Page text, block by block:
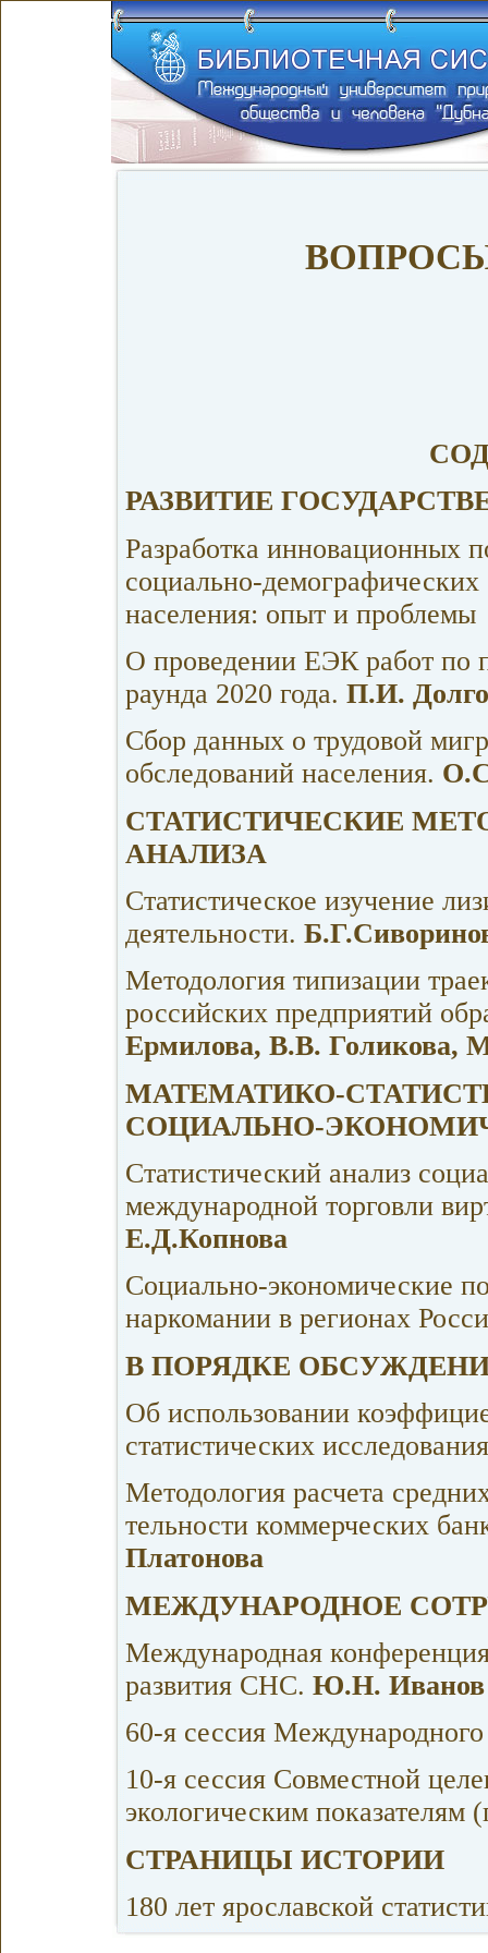
РАЗВИТИЕ
Разработка инновационных
социально-
населения: опыт и проблемы
О проведении ЕЭК работ по
раунда 2020 года. П.И.
Сбор данных о трудовой
обследований населения.
СТАТИСТИЧЕСКИЕ
АНАЛИЗА
Статистическое изучение
деятельности.
Методология типизации
российских предприятий
Ермилова, В.В. Голикова,
МАТЕМАТИКО-
СОЦИАЛЬНО-
Статистический анализ
международной торговли
Е.Д.Копнова
Социально-экономические
наркомании в регионах
В ПОРЯДКЕ
Об использовании
статистических
Методология расчета
тельности коммерческих
Платонова
МЕЖДУНАРОДНОЕ
Международная
развития СНС. Ю.Н. Иванов
60-я сессия Международного
10-я сессия Совместной
экологическим
СТРАНИЦЫ ИСТОРИИ
180 лет ярославской